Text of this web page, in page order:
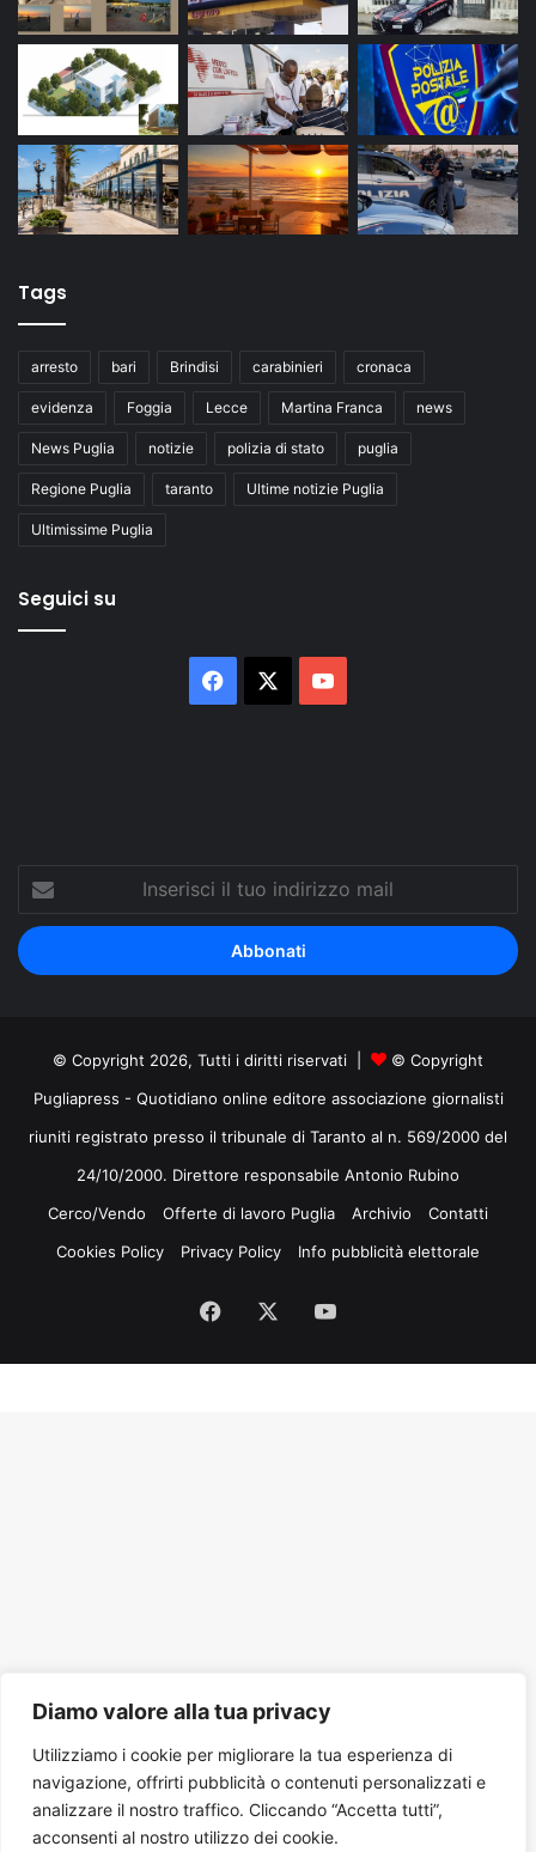
Diamo valore alla tua privacy
Utilizziamo i cookie per migliorare la tua esperienza di
navigazione, offrirti pubblicità o contenuti personalizzati e
analizzare il nostro traffico. Cliccando “Accetta tutti”,
acconsenti al nostro utilizzo dei cookie.
Tags
arresto bari Brindisi carabinieri cronaca
evidenza Foggia Lecce Martina Franca news
News Puglia notizie polizia di stato puglia
Regione Puglia taranto Ultime notizie Puglia
Ultimissime Puglia
Seguici su
Facebook
Inserisci
tuo
indirizzo
mail
© Copyright 2026, Tutti i diritti riservati |
© Copyright
Pugliapress - Quotidiano online editore associazione giornalisti
riuniti registrato presso il tribunale di Taranto al n. 569/2000 del
24/10/2000. Direttore responsabile Antonio Rubino
Cerco/Vendo
Offerte di lavoro Puglia Archivio
Contatti
Cookies Policy
Privacy Policy Info pubblicità elettorale
Facebook
Tube